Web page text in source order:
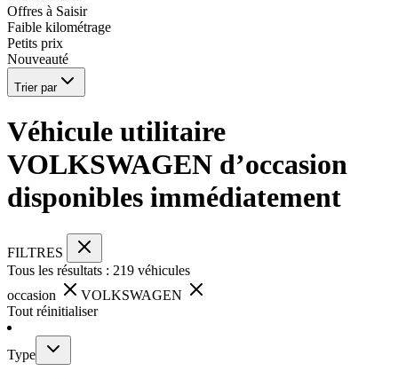
Offres à Saisir
Faible kilométrage
Petits prix
Nouveauté
Trier par
Véhicule utilitaire
VOLKSWAGEN d’occasion
disponibles immédiatement
FILTRES
Tous les résultats : 219 véhicules
occasion
VOLKSWAGEN
Tout réinitialiser
Type